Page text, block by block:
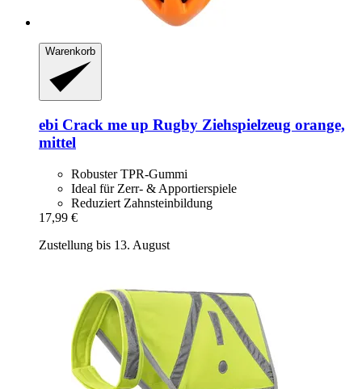
Warenkorb
ebi Crack me up Rugby Ziehspielzeug orange,
mittel
Robuster TPR-Gummi
Ideal für Zerr- & Apportierspiele
Reduziert Zahnsteinbildung
17,99 €
Zustellung bis 13. August